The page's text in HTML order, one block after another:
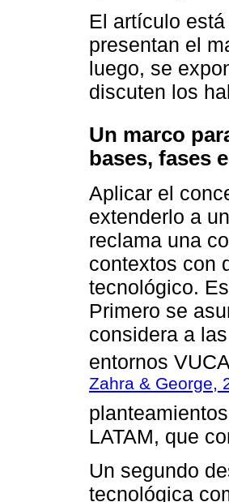
El artículo
presentan el
luego, se
discuten los
Un marco
bases, fases
Aplicar el
extenderlo a
reclama una
contextos con
tecnológico.
Primero se
considera a
entornos
Zahra & George,
LATAM, que
Un segundo
tecnológica